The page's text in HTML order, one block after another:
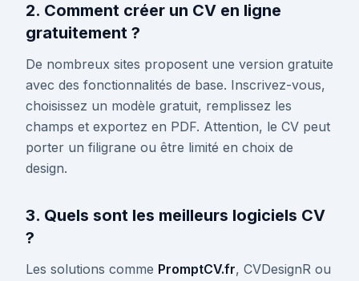
2. Comment créer un CV en ligne
gratuitement ?
De nombreux sites proposent une version gratuite
avec des fonctionnalités de base. Inscrivez-vous,
choisissez un modèle gratuit, remplissez les
champs et exportez en PDF. Attention, le CV peut
porter un filigrane ou être limité en choix de
design.
3. Quels sont les meilleurs logiciels CV
?
Les solutions comme PromptCV.fr, CVDesignR ou